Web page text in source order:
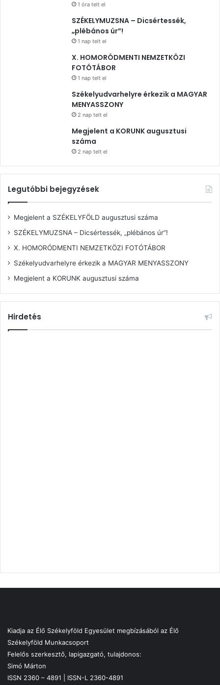
1 óra telt el
SZÉKELYMUZSNA – Dicsértessék,
„plébános úr”!
1 nap telt el
X. HOMORÓDMENTI NEMZETKÖZI
FOTÓTÁBOR
1 nap telt el
Székelyudvarhelyre érkezik a MAGYAR
MENYASSZONY
2 nap telt el
Megjelent a KORUNK augusztusi
száma
2 nap telt el
Legutóbbi bejegyzések
Megjelent a SZÉKELYFÖLD augusztusi száma
SZÉKELYMUZSNA – Dicsértessék, „plébános úr”!
X. HOMORÓDMENTI NEMZETKÖZI FOTÓTÁBOR
Székelyudvarhelyre érkezik a MAGYAR MENYASSZONY
Megjelent a KORUNK augusztusi száma
Hirdetés
Kiadja az Élő Székelyföld Egyesület megbízásából az Élő
Székelyföld Munkacsoport
Felelős szerkesztő, lapigazgató, tulajdonos:
Simó Márton
ISSN 2360 – 4891 | ISSN-L 2360-4891